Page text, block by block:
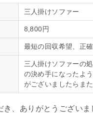
三人掛けソファー
8,800円
最短の回収希望、正
三人掛けソファーの
の決め手になったよ
がございましたらま
、ありがとうございま